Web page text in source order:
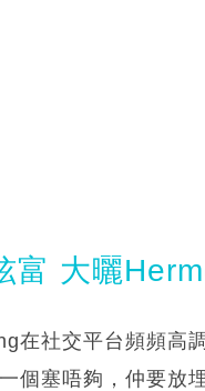
富 大曬
在社交平台頻頻高
個塞唔夠，仲要放